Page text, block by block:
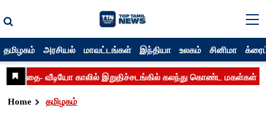
தமிழகம் அரசியல் மாவட்டங்கள் இந்தியா உலகம் சினிமா
Home தமிழகம்